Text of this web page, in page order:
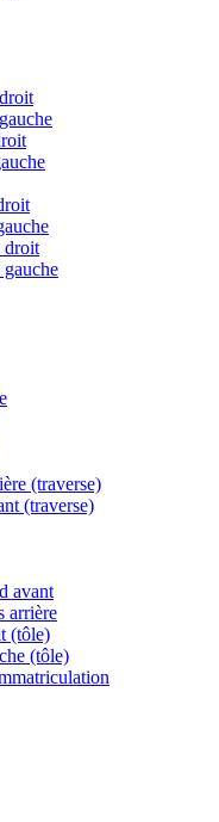
droit
(traverse)
(traverse)
avant
arrière
(tôle)
(tôle)